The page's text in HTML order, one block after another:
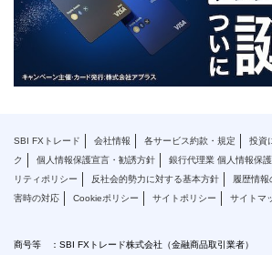
SBI FXトレード 会社情報 各サービス約款・規定
投資
ク
個人情報保護宣言・勧誘方針 銀行代理業 個人情報保
リティポリシー
反社会的勢力に対する基本方針 履歴情報
害時の対応
Cookieポリシー サイトポリシー サイトマ
商号等 ：SBI FXトレード株式会社（金融商品取引業者）